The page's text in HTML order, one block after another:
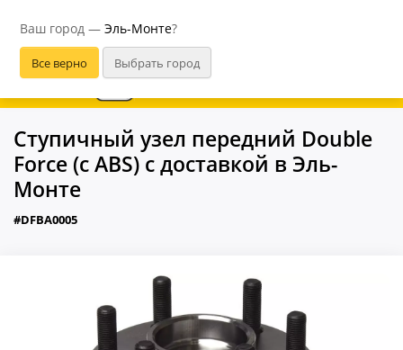
Ваш город — Эль-Монте?
В приложении удобнее
Ступичный узел передний Double
Force (с ABS) с доставкой в Эль-
Монте
#DFBA0005